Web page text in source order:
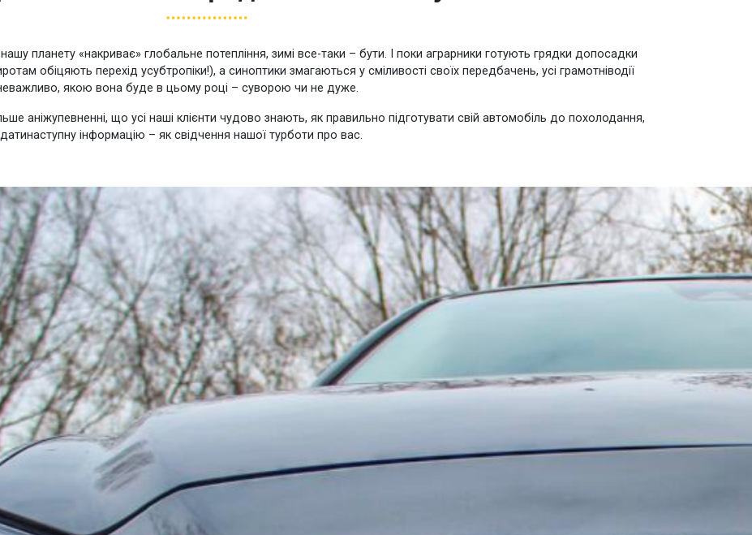
планету «накриває» глобальне потепління, зимі все-таки – бути. І поки аграрники готують грядки допосадки
обіцяють перехід усубтропіки!), а синоптики змагаються у сміливості своїх передбачень, усі грамотніводії
якою вона буде в цьому році – суворою чи не дуже.
аніжупевненні, що усі наші клієнти чудово знають, як правильно підготувати свій автомобіль до похолодання,
інформацію – як свідчення нашої турботи про вас.